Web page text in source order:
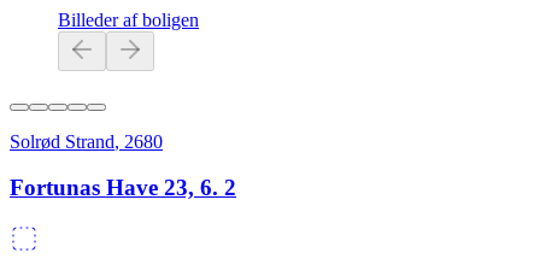
Billeder af boligen
Solrød Strand, 2680
Fortunas Have 23, 6. 2